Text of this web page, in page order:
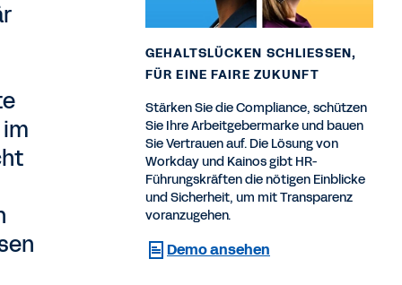
GEHALTSLÜCKEN SCHLIESSEN, F
ÜR EINE FAIRE ZUKUNFT
Stärken Sie die Compliance, schützen
Sie Ihre Arbeitgebermarke und bauen
Sie Vertrauen auf. Die Lösung von
Workday und Kainos gibt HR-
Führungskräften die nötigen Einblicke
und Sicherheit, um mit Transparenz
voranzugehen.
Demo ansehen